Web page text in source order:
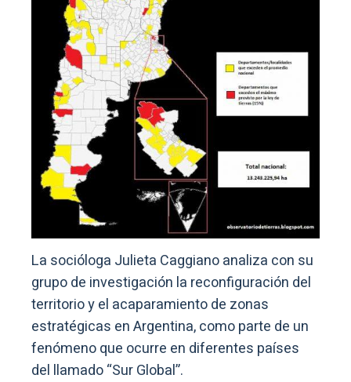
La socióloga Julieta Caggiano analiza con su
grupo de investigación la reconfiguración del
territorio y el acaparamiento de zonas
estratégicas en Argentina, como parte de un
fenómeno que ocurre en diferentes países
del llamado “Sur Global”.